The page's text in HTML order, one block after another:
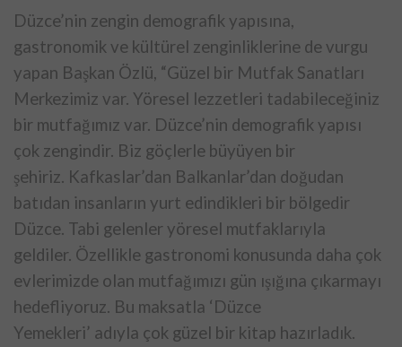
Düzce’nin zengin demografik yapısına,
gastronomik ve kültürel zenginliklerine de vurgu
yapan Başkan Özlü, “Güzel bir Mutfak Sanatları
Merkezimiz var. Yöresel lezzetleri tadabileceğiniz
bir mutfağımız var. Düzce’nin demografik yapısı
çok zengindir. Biz göçlerle büyüyen bir
şehiriz. Kafkaslar’dan Balkanlar’dan doğudan
batıdan insanların yurt edindikleri bir bölgedir
Düzce. Tabi gelenler yöresel mutfaklarıyla
geldiler. Özellikle gastronomi konusunda daha çok
evlerimizde olan mutfağımızı gün ışığına çıkarmayı
hedefliyoruz. Bu maksatla ‘Düzce
Yemekleri’ adıyla çok güzel bir kitap hazırladık.